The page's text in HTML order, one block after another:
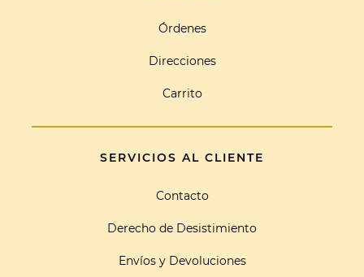
Órdenes
Direcciones
Carrito
SERVICIOS AL CLIENTE
Contacto
Derecho de Desistimiento
Envíos y Devoluciones